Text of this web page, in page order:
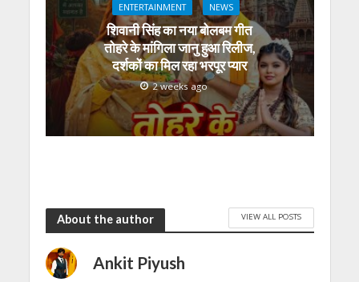
ENTERTAINMENT NEWS
शिवानी सिंह का नया बोलबम गीत
तोहरे के मांगिला जानु हुआ रिलीज,
दर्शकों का मिल रहा भरपूर प्यार
2 weeks ago
About the author VIEW ALL POSTS
Ankit Piyush